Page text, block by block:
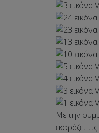
Με την
εκφράζει